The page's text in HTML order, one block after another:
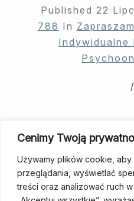
Cenimy Twoją
Używamy plików cookie,
przeglądania, wyświetlać
treści oraz analizować ruch
Published 22
788 In
Indywidualne
/
Currently Closed.